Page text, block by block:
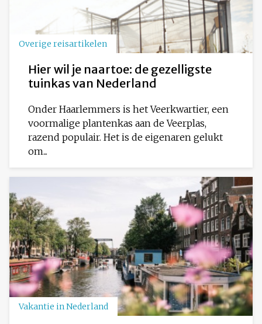
Overige reisartikelen
Hier wil je naartoe: de gezelligste
tuinkas van Nederland
Onder Haarlemmers is het Veerkwartier, een
voormalige plantenkas aan de Veerplas,
razend populair. Het is de eigenaren gelukt
om...
Vakantie in Nederland